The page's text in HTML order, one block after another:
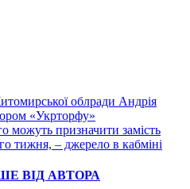
облради Андрія
«Укрторфу»
можуть призначити замість
тижня, – джерело в кабміні
ВІД АВТОРА